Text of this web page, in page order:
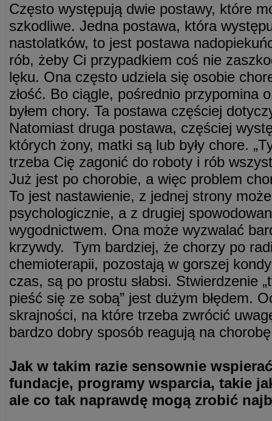
Często występują dwie postawy, które
szkodliwe. Jedna postawa, która
nastolatków, to jest postawa
rób, żeby Ci przypadkiem coś nie
lęku. Ona często udziela się osobie
złość. Bo ciągle, pośrednio przypomina
byłem chory. Ta postawa częściej
Natomiast druga postawa, częściej
których żony, matki są lub były chore.
trzeba Cię zagonić do roboty i rób
Już jest po chorobie, a więc problem
To jest nastawienie, z jednej strony
psychologicznie, a z drugiej
wygodnictwem. Ona może wyzwalać
krzywdy. Tym bardziej, że chorzy po
chemioterapii, pozostają w gorszej
czas, są po prostu słabsi. Stwierdzenie
pieść się ze sobą” jest dużym błędem.
skrajności, na które trzeba zwrócić
bardzo dobry sposób reagują na
Jak w takim razie sensownie
fundacje, programy wsparcia, takie
ale co tak naprawdę mogą zrobić